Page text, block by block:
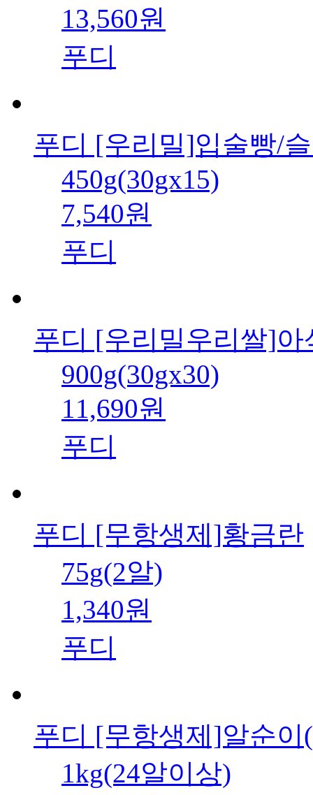
13,560원
푸디
푸디 [우리밀]입술빵/
450g(30gx15)
7,540원
푸디
푸디 [우리밀우리쌀]
900g(30gx30)
11,690원
푸디
푸디 [무항생제]황금란
75g(2알)
1,340원
푸디
푸디 [무항생제]알순
1kg(24알이상)